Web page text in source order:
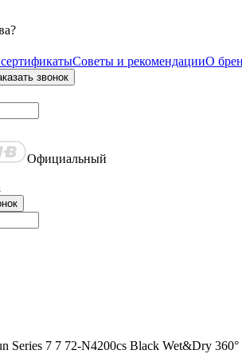
?
Советы и рекомендацииО
звонок
Официальный
Series 7 7 72-N4200cs Black Wet&Dry 360°